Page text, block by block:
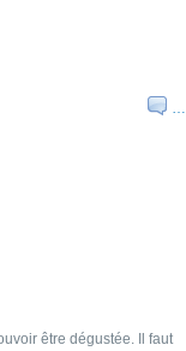
…
être dégustée. Il faut